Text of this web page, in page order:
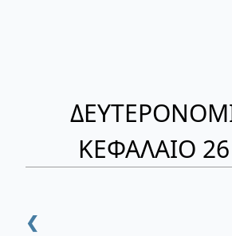
ΚΕΦΑΛΑΙΟ
❮